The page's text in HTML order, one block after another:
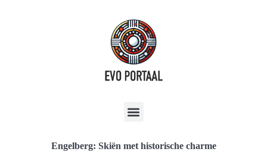
Engelberg: Skiën met historische charme